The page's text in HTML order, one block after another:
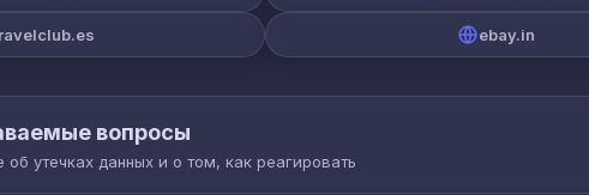
ebay.in
вопросы
об утечках данных и о том, как реагировать